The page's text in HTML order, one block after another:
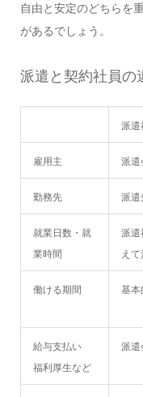
自由と安定のどちらを
があるでしょう。
派遣と契約社員の
派遣
雇用主 派遣
勤務先 派遣
就業日数・就
業時間
派遣
えて
働ける期間 基本
給与支払い
福利厚生など
派遣